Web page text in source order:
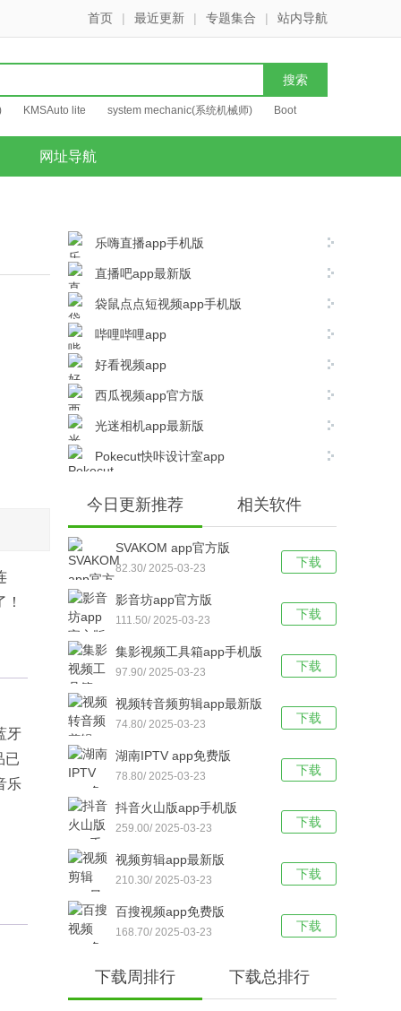
首页 | 最近更新 | 专题集合 | 站内导航
KMSAuto lite system mechanic(系统机械师) Boot
网址导航
牙
已
乐
乐嗨直播app手机版
直播吧app最新版
袋鼠点点短视频app手机版
哔哩哔哩app
好看视频app
西瓜视频app官方版
光迷相机app最新版
Pokecut快咔设计室app
今日更新推荐 相关软件
下载
SVAKOM app官方版
82.30/ 2025-03-23
下载
影音坊app官方版
111.50/ 2025-03-23
下载
集影视频工具箱app手机版
97.90/ 2025-03-23
下载
视频转音频剪辑app最新版
74.80/ 2025-03-23
下载
湖南IPTV app免费版
78.80/ 2025-03-23
下载
抖音火山版app手机版
259.00/ 2025-03-23
下载
视频剪辑app最新版
210.30/ 2025-03-23
下载
百搜视频app免费版
168.70/ 2025-03-23
下载周排行 下载总排行